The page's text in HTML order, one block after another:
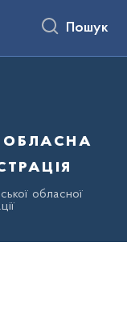
Пошук
обласна
обласної